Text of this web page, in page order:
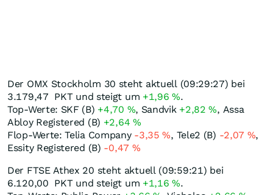
Der OMX Stockholm 30 steht aktuell (09:29:27) bei
3.179,47 PKTund steigt um +1,96%.
Top-Werte: SKF (B) +4,70 %, Sandvik +2,82%, Assa
Abloy Registered (B) +2,64 %
Flop-Werte: Telia Company -3,35%, Tele2 (B) -2,07 %,
Essity Registered (B) -0,47 %
Der FTSE Athex 20 steht aktuell (09:59:21) bei
6.120,00 PKTund steigt um +1,16%.